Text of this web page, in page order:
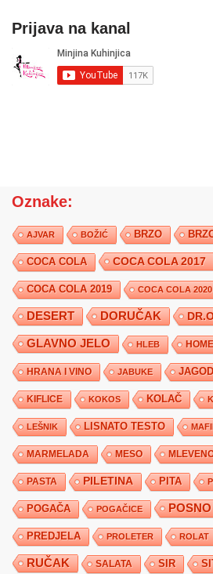
Prijava na kanal
Oznake:
AJVAR BOŽIĆ BRZO
COCA COLA COCA COLA 2017
COCA COLA 2019 COCA COLA 2020
DESERT DORUČAK
GLAVNO JELO HLEB
HRANA I VINO JABUKE
KIFLICE KOKOS KOLAČ
LEŠNIK LISNATO TESTO
MARMELADA MESO
PASTA PILETINA PITA
POGAČA POGAČICE POSNO
PREDJELA PROLETER ROLAT
RUČAK SALATA SIR